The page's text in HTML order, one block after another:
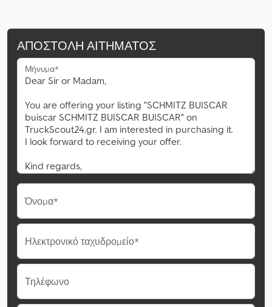
ΑΠΟΣΤΟΛΉ ΑΙΤΉΜΑΤΟΣ
Μήνυμα*
Όνομα*
Ηλεκτρονικό ταχυδρομείο*
Τηλέφωνο